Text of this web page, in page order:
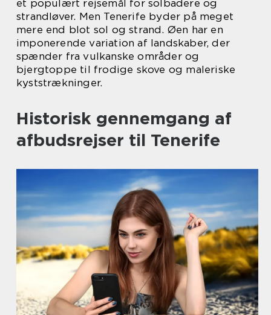
et populært rejsemål for solbadere og
strandløver. Men Tenerife byder på meget
mere end blot sol og strand. Øen har en
imponerende variation af landskaber, der
spænder fra vulkanske områder og
bjergtoppe til frodige skove og maleriske
kyststrækninger.
Historisk gennemgang af
afbudsrejser til Tenerife